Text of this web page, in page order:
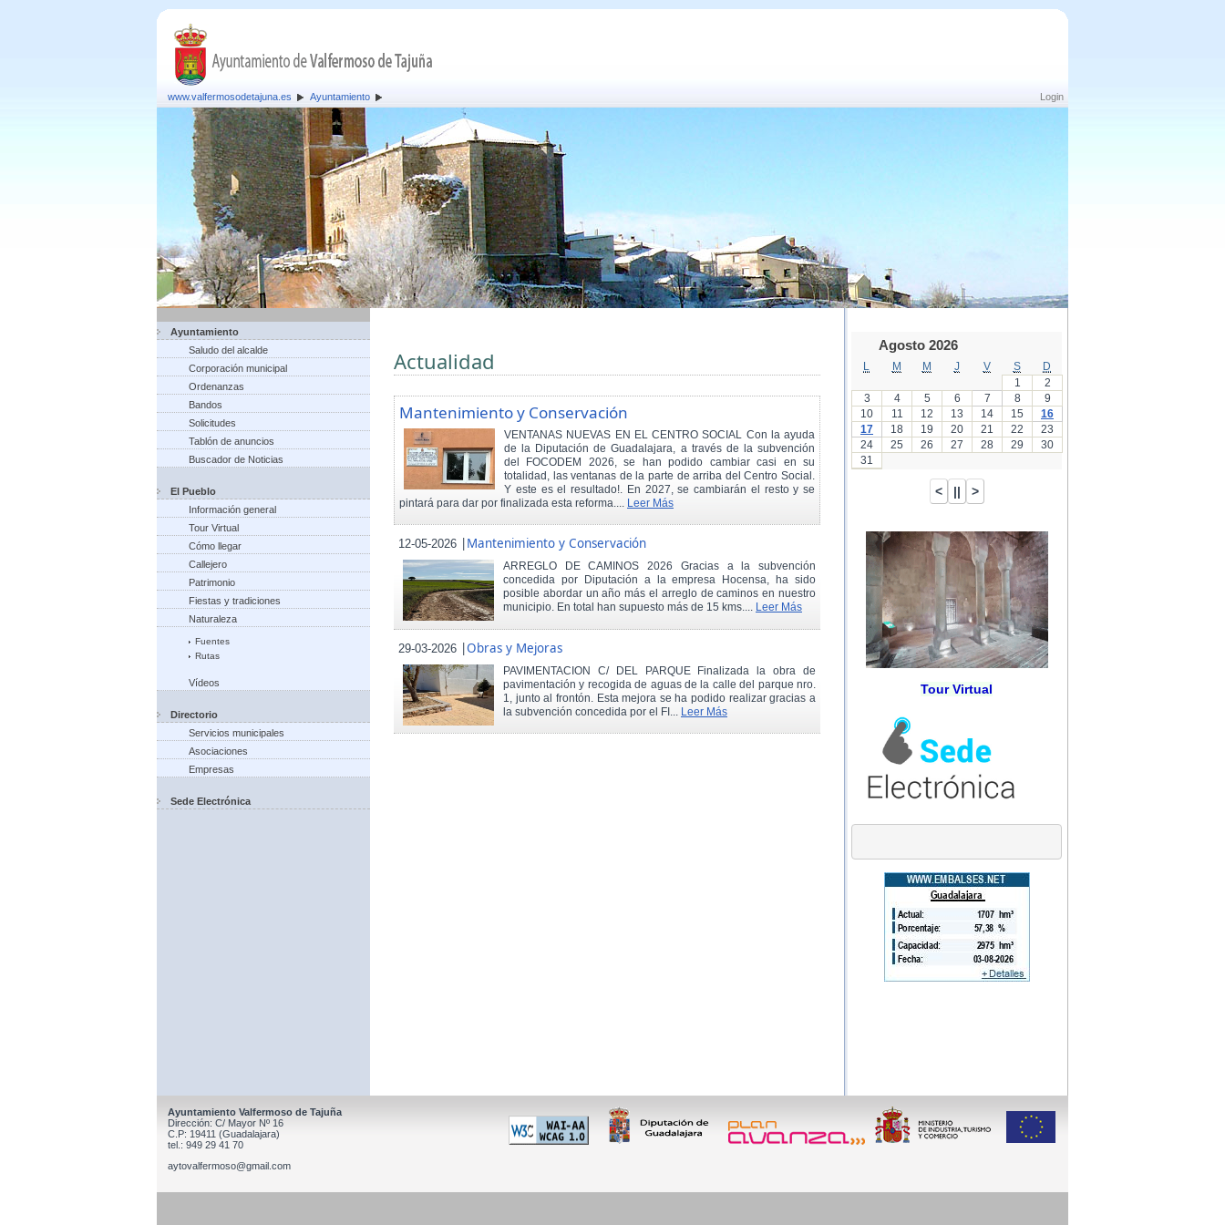
Login
www.valfermosodetajuna.es Ayuntamiento
Ayuntamiento
Saludo del alcalde
Corporación municipal
Ordenanzas
Bandos
Solicitudes
Tablón de anuncios
Buscador de Noticias
El Pueblo
Información general
Tour Virtual
Cómo llegar
Callejero
Patrimonio
Fiestas y tradiciones
Naturaleza
Fuentes
Rutas
Vídeos
Directorio
Servicios municipales
Asociaciones
Empresas
Sede Electrónica
Actualidad
Mantenimiento y Conservación
VENTANAS NUEVAS EN EL CENTRO SOCIAL Con la ayuda
de la Diputación de Guadalajara, a través de la subvención
del FOCODEM 2026, se han podido cambiar casi en su
totalidad, las ventanas de la parte de arriba del Centro Social.
Y este es el resultado!. En 2027, se cambiarán el resto y se
pintará para dar por finalizada esta reforma.... Leer Más
12-05-2026 |Mantenimiento y Conservación
ARREGLO DE CAMINOS 2026 Gracias a la subvención
concedida por Diputación a la empresa Hocensa, ha sido
posible abordar un año más el arreglo de caminos en nuestro
municipio. En total han supuesto más de 15 kms.... Leer Más
29-03-2026 |Obras y Mejoras
PAVIMENTACION C/ DEL PARQUE Finalizada la obra de
pavimentación y recogida de aguas de la calle del parque nro.
1, junto al frontón. Esta mejora se ha podido realizar gracias a
la subvención concedida por el FI... Leer Más
Agosto 2026
M M J V S
D
1
2
3
4 5 6 7 8
9
10
11 12 13 14 15
16
17
18 19 20 21 22
23
24
25 26 27 28 29
30
31
Tour Virtual
Ayuntamiento Valfermoso de Tajuña
Dirección: C/ Mayor Nº 16
C.P: 19411 (Guadalajara)
tel.: 949 29 41 70
aytovalfermoso@gmail.com